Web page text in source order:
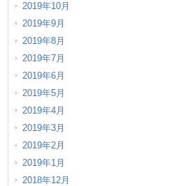
2019年10月
2019年9月
2019年8月
2019年7月
2019年6月
2019年5月
2019年4月
2019年3月
2019年2月
2019年1月
2018年12月